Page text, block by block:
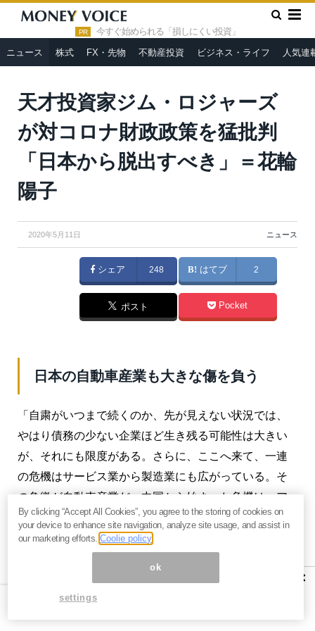
PR 今すぐ始められる「損しにくい投資」
ニュース 株式 FX・先物 不動産投資 ビジネス・ライフ 人気連
HOME » ニュース »
天才投資家ジム・ロジャーズが対コロナ財
政政策を猛批判「日本から脱出すべき」＝花輪陽子
天才投資家ジム・ロジャーズ
が対コロナ財政政策を猛批判
「日本から脱出すべき」＝花輪
陽子
2020年5月11日 ニュース
シェア 248 はてブ 2
ポスト Pocket
日本の自動車産業も大きな傷を負う
「自粛がいつまで続くのか、先が見えない状況では、
やはり債務の少ない企業ほど生き残る可能性は大きい
が、それにも限度がある。さらに、ここへ来て、一連
の危機はサービス業から製造業にも広がっている。そ
の象徴が自動車産業だ。中国から始まった危機は、ア
メリカやヨーロッパ全域、東南アジア、アフリカなど
全世界に拡大。各地で経済活動を停止させ、日本を代
×
By clicking “Accept All Cookies”, you agree to the storing of cookies on
your device to enhance site navigation, analyze site usage, and assist in
our marketing efforts.Coolie policy
ok
settings